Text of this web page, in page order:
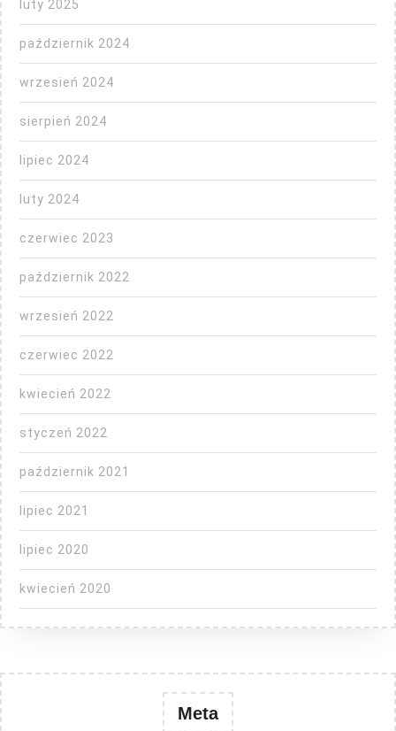
luty 2025
październik 2024
wrzesień 2024
sierpień 2024
lipiec 2024
luty 2024
czerwiec 2023
październik 2022
wrzesień 2022
czerwiec 2022
kwiecień 2022
styczeń 2022
październik 2021
lipiec 2021
lipiec 2020
kwiecień 2020
Meta